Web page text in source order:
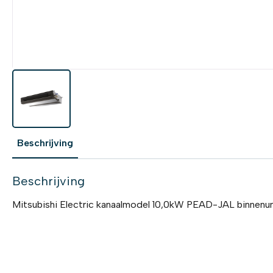
Beschrijving
Beschrijving
Mitsubishi Electric kanaalmodel 10,0kW PEAD-JAL